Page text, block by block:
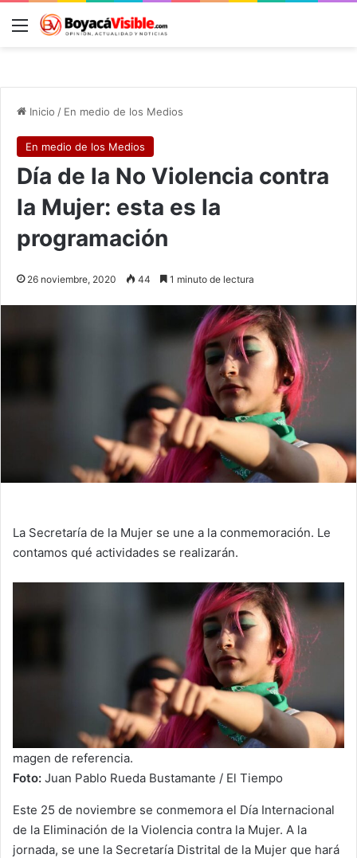
Menú
Inicio / En medio de los Medios
En medio de los Medios
Día de la No Violencia contra
la Mujer: esta es la
programación
26 noviembre, 2020 44 1 minuto de lectura
La Secretaría de la Mujer se une a la conmemoración. Le
contamos qué actividades se realizarán.
magen de referencia.
Foto: Juan Pablo Rueda Bustamante / El Tiempo
Este 25 de noviembre se conmemora el Día Internacional
de la Eliminación de la Violencia contra la Mujer. A la
jornada, se une la Secretaría Distrital de la Mujer que hará